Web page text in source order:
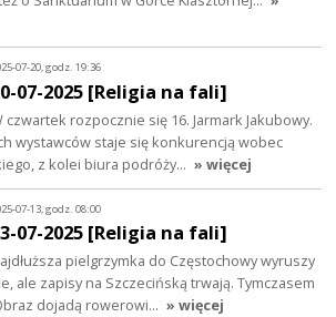
07-20, godz. 19:36
07-2025 [Religia na fali]
czwartek rozpocznie się 16. Jarmark Jakubowy.
wystawców staje się konkurencją wobec
z kolei biura podróży… » więcej
07-13, godz. 08:00
07-2025 [Religia na fali]
pielgrzymka do Częstochowy wyruszy
ale zapisy na Szczecińską trwają. Tymczasem
dojadą rowerowi… » więcej